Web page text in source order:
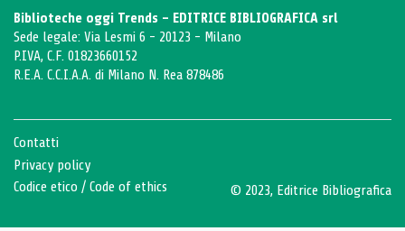
Biblioteche oggi Trends - EDITRICE BIBLIOGRAFICA srl
Sede legale: Via Lesmi 6 - 20123 - Milano
P.IVA, C.F. 01823660152
R.E.A. C.C.I.A.A. di Milano N. Rea 878486
Contatti
Privacy policy
Codice etico / Code of ethics © 2023, Editrice Bibliografica